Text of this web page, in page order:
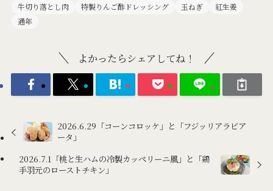
牛切り落とし肉
特製りんご酢ドレッシング 玉ねぎ
紅生姜
通年
よかったらシェアしてね！
2026.6.29「コーンコロッケ」と「フジッリアラビア
ータ」
2026.7.1「桃と生ハムの冷製カッペリーニ風」と「鶏
手羽元のローストチキン」